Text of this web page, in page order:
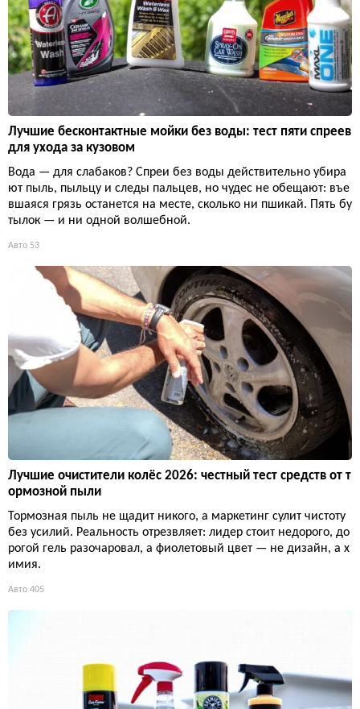
Лучшие бесконтактные мойки без воды: тест пяти спреев
для ухода за кузовом
Вода — для слабаков? Спреи без воды действительно убира
ют пыль, пыльцу и следы пальцев, но чудес не обещают: въе
вшаяся грязь останется на месте, сколько ни пшикай. Пять бу
тылок — и ни одной волшебной.
Авто 53
Лучшие очистители колёс 2026: честный тест средств от т
ормозной пыли
Тормозная пыль не щадит никого, а маркетинг сулит чистоту
без усилий. Реальность отрезвляет: лидер стоит недорого, до
рогой гель разочаровал, а фиолетовый цвет — не дизайн, а х
имия.
Авто 405